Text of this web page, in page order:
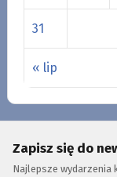
« lip
31
Zapisz się do
Najlepsze wydarzenia